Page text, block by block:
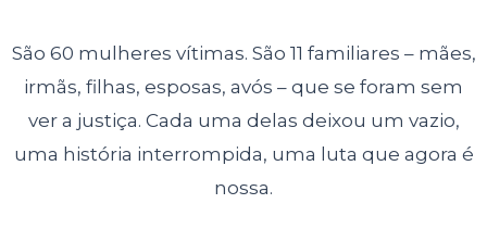
São 60 mulheres vítimas. São 11 familiares – mães,
irmãs, filhas, esposas, avós – que se foram sem
ver a justiça. Cada uma delas deixou um vazio,
uma história interrompida, uma luta que agora é
nossa.